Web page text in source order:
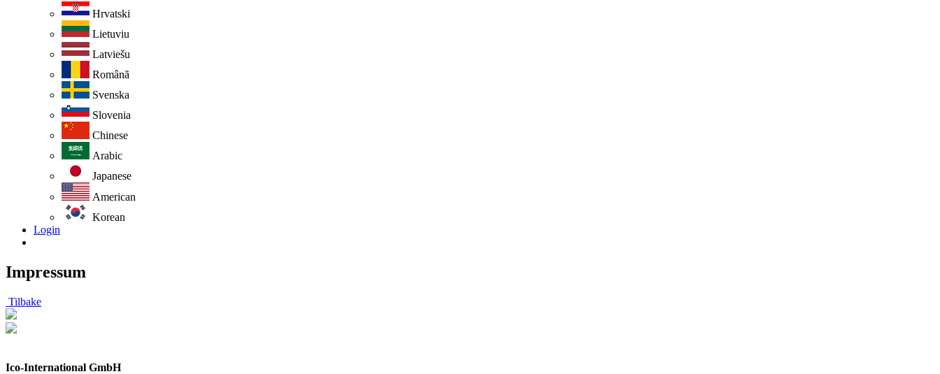
Hrvatski
Lietuviu
Latviešu
Românã
Svenska
Slovenia
Chinese
Arabic
Japanese
American
Korean
Login
Impressum
Tilbake
Ico-International GmbH